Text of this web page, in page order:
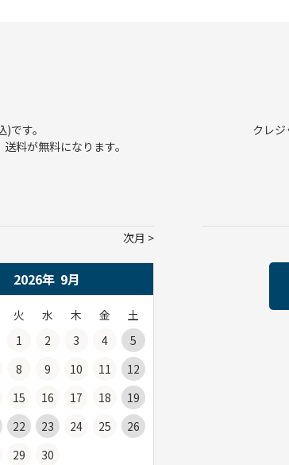
です。
料が無料になります。
クレ
2026年 9月
火 水 木 金
土
1
2 3 4
5
8
9 10 11
12
15
16 17 18
19
22
23 24 25
26
29
30
次月